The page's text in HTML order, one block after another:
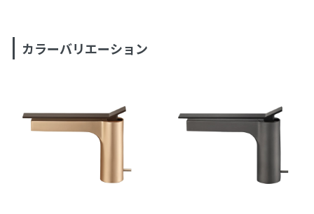
カラーバリエーション